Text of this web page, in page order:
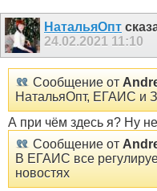
НатальяОпт
24.02.2021 11:10
Сообщение от
НатальяОпт, ЕГАИС и
А при чём здесь я? Ну
Сообщение от
В ЕГАИС все
новостях